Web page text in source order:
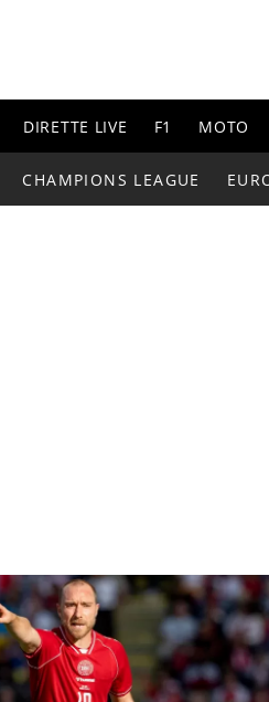
DIRETTE LIVE F1 MOTO
CHAMPIONS LEAGUE